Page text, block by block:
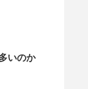
いのか